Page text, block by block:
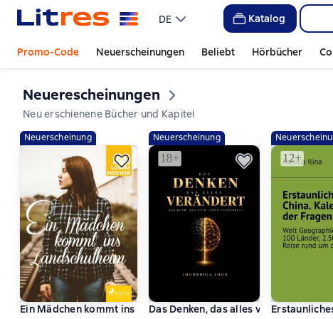
DE Katalog
Promo-Code Neuerscheinungen Beliebt Hörbücher
Слайдер с книгами
Neuerescheinungen
Neu erschienene Bücher und Kapitel
Neuerscheinung
Ein Mädchen kommt ins Landschulheim
Neuerscheinung
Das Denken, das alles verändert.